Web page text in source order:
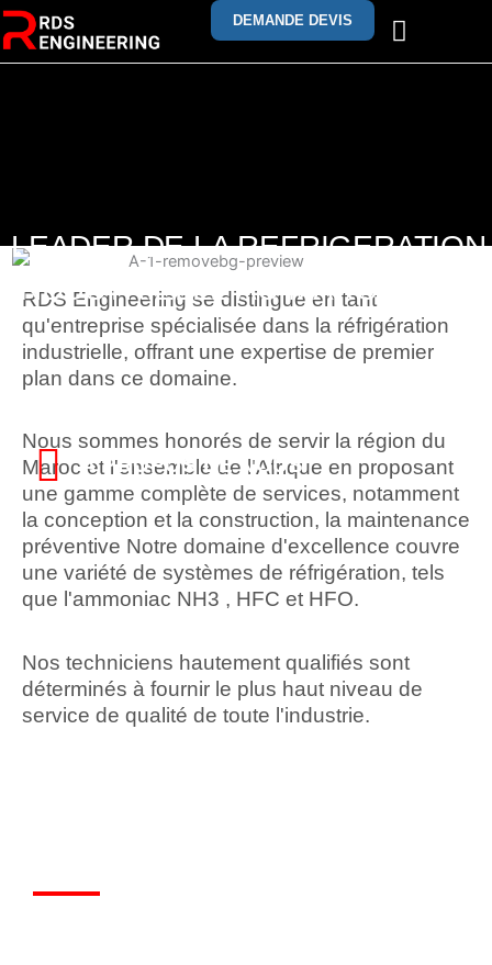
Skip
to
content
DEMANDE DEVIS
LEADER DE LA REFRIGERATION
INDUSTRIELLE AU MAROC
A PROPOS DE NOUS
RDS Engineering se distingue en tant
qu'entreprise spécialisée dans la réfrigération
industrielle, offrant une expertise de premier
plan dans ce domaine.
Nous sommes honorés de servir la région du
Maroc et l'ensemble de l'Afrique en proposant
une gamme complète de services, notamment
la conception et la construction, la maintenance
préventive Notre domaine d'excellence couvre
une variété de systèmes de réfrigération, tels
que l'ammoniac NH3 , HFC et HFO.
Nos techniciens hautement qualifiés sont
déterminés à fournir le plus haut niveau de
service de qualité de toute l'industrie.